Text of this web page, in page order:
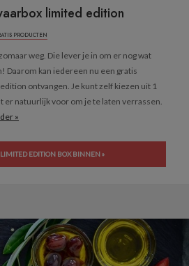
limited edition
PRODUCTEN
weg. Die lever je in om er nog wat
Daarom kan iedereen nu een gratis
ontvangen. Je kunt zelf kiezen uit 1
er natuurlijk voor om je te laten verrassen.
»
EDITION BOX BINNEN »